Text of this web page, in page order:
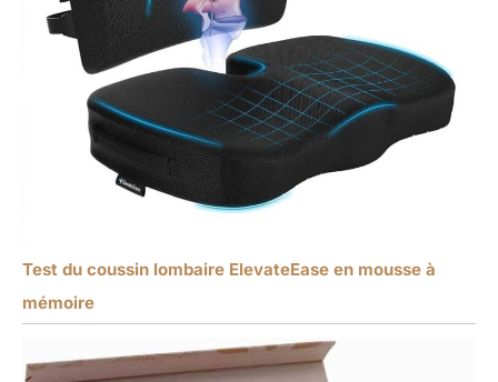
Test du coussin lombaire ElevateEase en mousse à
mémoire